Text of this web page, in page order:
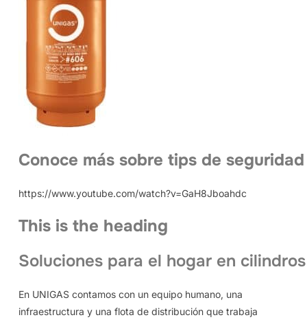
Conoce más sobre tips de seguridad
https://www.youtube.com/watch?v=GaH8Jboahdc
This is the heading
Soluciones para el hogar en cilindros
En UNIGAS contamos con un equipo humano, una
infraestructura y una flota de distribución que trabaja